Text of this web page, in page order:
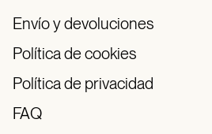
Envío y devoluciones
Política de cookies
Política de privacidad
FAQ